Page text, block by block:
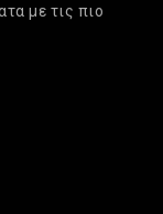
με τις πιο